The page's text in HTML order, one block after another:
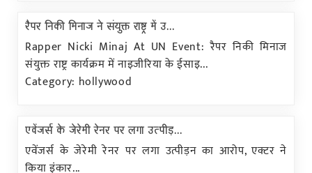
रैपर निकी मिनाज ने संयुक्त राष्ट्र में उ...
Rapper Nicki Minaj At UN Event: रैपर निकी मिनाज
संयुक्त राष्ट्र कार्यक्रम में नाइजीरिया के ईसाइ...
Category: hollywood
एवेंजर्स के जेरेमी रेनर पर लगा उत्पीड़...
एवेंजर्स के जेरेमी रेनर पर लगा उत्पीड़न का आरोप, एक्टर ने
किया इंकार...